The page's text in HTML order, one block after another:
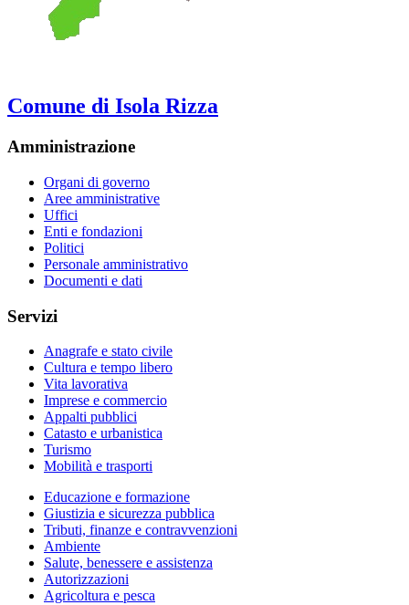
Comune di Isola Rizza
Amministrazione
Organi di governo
Aree amministrative
Uffici
Enti e fondazioni
Politici
Personale amministrativo
Documenti e dati
Servizi
Anagrafe e stato civile
Cultura e tempo libero
Vita lavorativa
Imprese e commercio
Appalti pubblici
Catasto e urbanistica
Turismo
Mobilità e trasporti
Educazione e formazione
Giustizia e sicurezza pubblica
Tributi, finanze e contravvenzioni
Ambiente
Salute, benessere e assistenza
Autorizzazioni
Agricoltura e pesca